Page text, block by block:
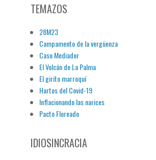
TEMAZOS
28M23
Campamento de la vergüenza
Caso Mediador
El Volcán de La Palma
El girito marroquí
Hartos del Covid-19
Inflacionando las narices
Pacto Floreado
IDIOSINCRACIA